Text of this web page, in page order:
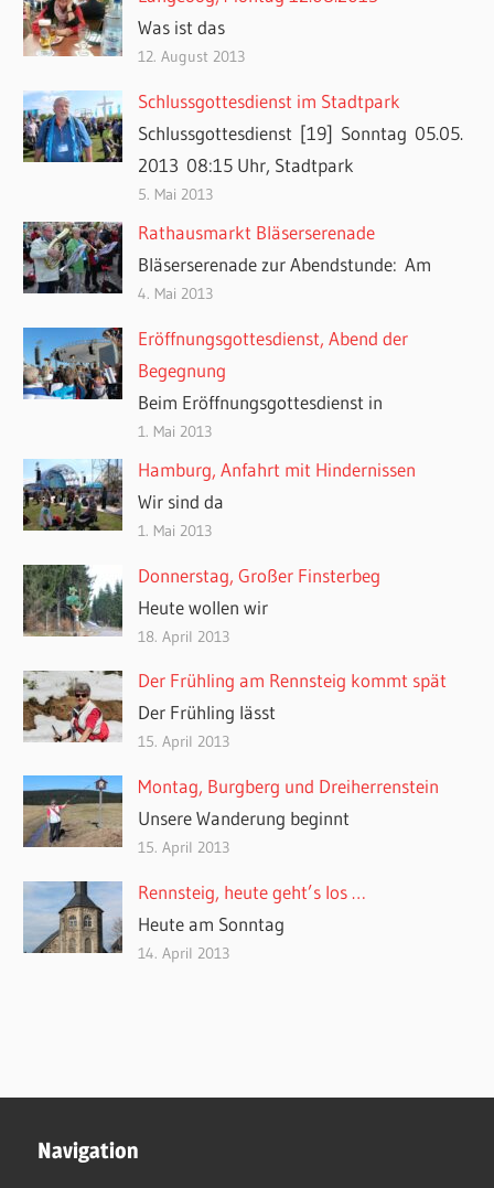
Was ist das
12. August 2013
Schlussgottesdienst im Stadtpark
Schlussgottesdienst [19] Sonntag 05.05.
2013 08:15 Uhr, Stadtpark
5. Mai 2013
Rathausmarkt Bläserserenade
Bläserserenade zur Abendstunde: Am
4. Mai 2013
Eröffnungsgottesdienst, Abend der
Begegnung
Beim Eröffnungsgottesdienst in
1. Mai 2013
Hamburg, Anfahrt mit Hindernissen
Wir sind da
1. Mai 2013
Donnerstag, Großer Finsterbeg
Heute wollen wir
18. April 2013
Der Frühling am Rennsteig kommt spät
Der Frühling lässt
15. April 2013
Montag, Burgberg und Dreiherrenstein
Unsere Wanderung beginnt
15. April 2013
Rennsteig, heute geht’s los …
Heute am Sonntag
14. April 2013
Navigation